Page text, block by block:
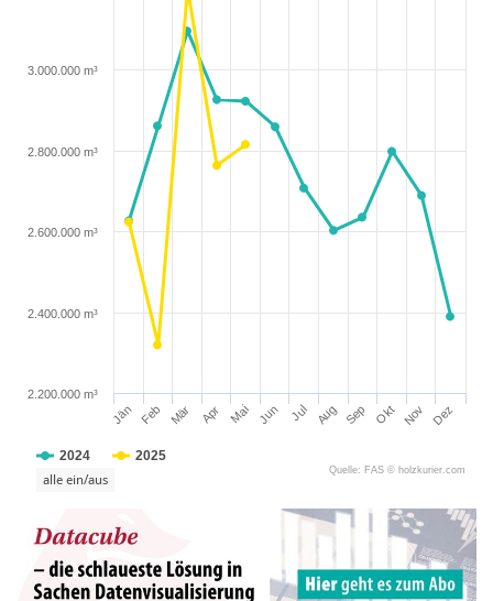
2024 2025
Jän Feb Mär Apr Mai Jun Jul Aug Sep Okt Nov Dez
2.200.000 m³
2.400.000 m³
2.600.000 m³
2.800.000 m³
3.000.000 m³
Quelle: FAS © holzkurier.com
alle ein/aus